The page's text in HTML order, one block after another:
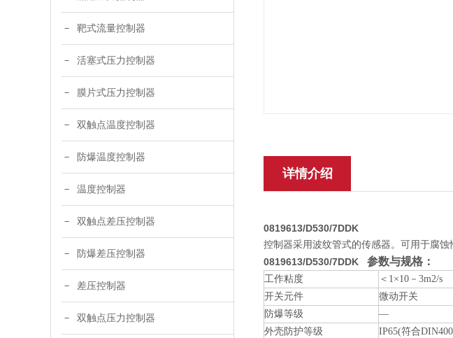
靶式流量控制器
活塞式压力控制器
膜片式压力控制器
双触点温度控制器
防爆温度控制器
温度控制器
双触点差压控制器
防爆差压控制器
差压控制器
双触点压力控制器
详情介绍
0819613/D530/7DDK
控制器采用波纹管式的传感器。可用于腐
0819613/D530/7DDK 参数与规格：
工作粘度
＜1×10－3m2/s
开关元件
微动开关
防爆等级
―
外壳防护等级
IP65(符合